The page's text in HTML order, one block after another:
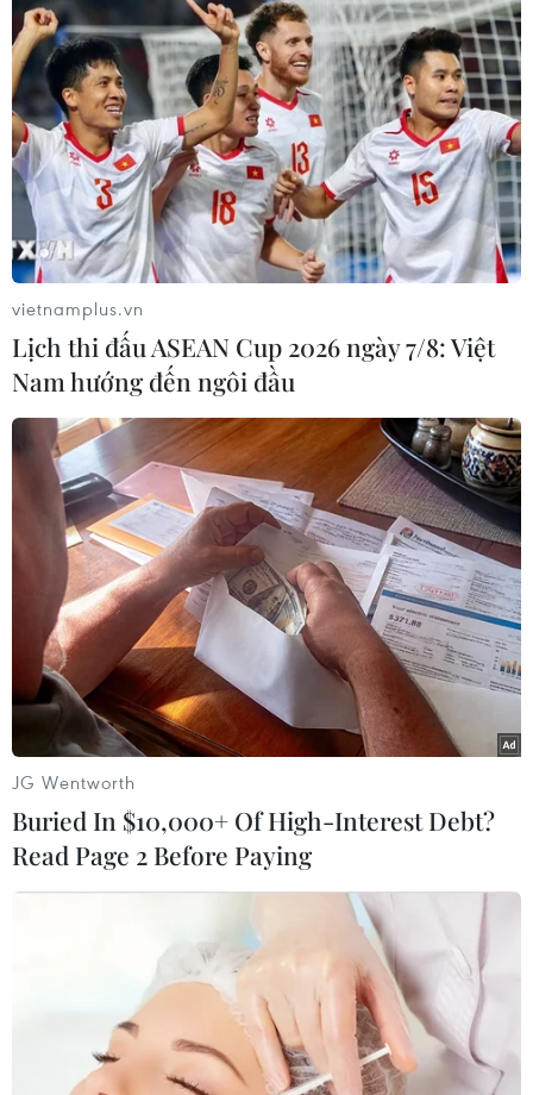
vietnamplus.vn
Lịch thi đấu ASEAN Cup 2026 ngày 7/8: Việt
Nam hướng đến ngôi đầu
JG Wentworth
Buried In $10,000+ Of High-Interest Debt?
Read Page 2 Before Paying